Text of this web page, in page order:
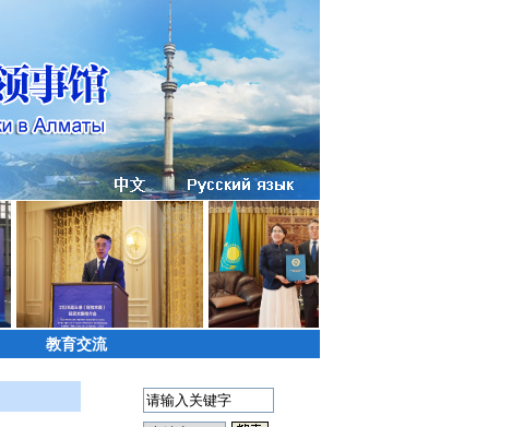
教育交流